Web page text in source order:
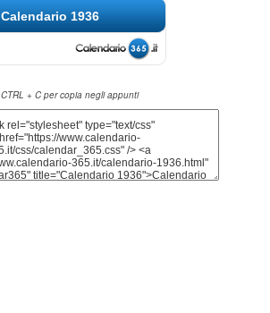
Calendario 1936
CTRL + C per copia negli appunti